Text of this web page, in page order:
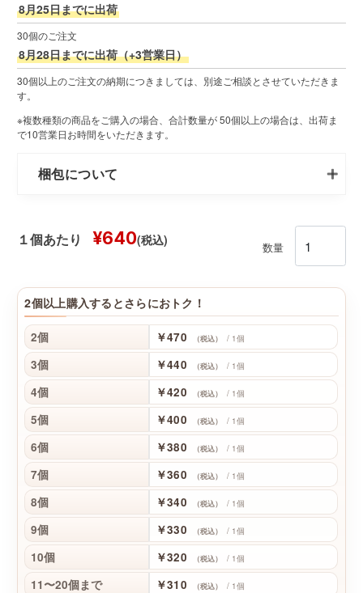
8月25日までに出荷
30個のご注文
8月28日までに出荷（+3営業日）
30個以上のご注文の納期につきましては、別途ご相談とさせていただきま
す。
※複数種類の商品をご購入の場合、合計数量が 50個以上の場合は、出荷ま
で10営業日お時間をいただきます。
梱包について
１個あたり ¥640(税込)
数量
2個以上購入するとさらにおトク！
2個 ￥470 （税込） / 1個
3個 ￥440 （税込） / 1個
4個 ￥420 （税込） / 1個
5個 ￥400 （税込） / 1個
6個 ￥380 （税込） / 1個
7個 ￥360 （税込） / 1個
8個 ￥340 （税込） / 1個
9個 ￥330 （税込） / 1個
10個 ￥320 （税込） / 1個
11〜20個まで ￥310 （税込） / 1個